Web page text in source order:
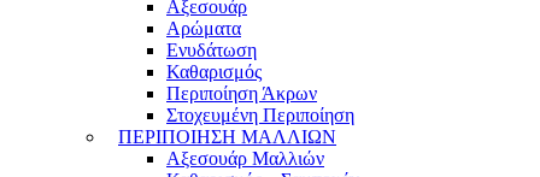
Αξεσουάρ
Αρώματα
Ενυδάτωση
Καθαρισμός
Περιποίηση Άκρων
Στοχευμένη Περιποίηση
ΠΕΡΙΠΟΙΗΣΗ ΜΑΛΛΙΩΝ
Αξεσουάρ Μαλλιών